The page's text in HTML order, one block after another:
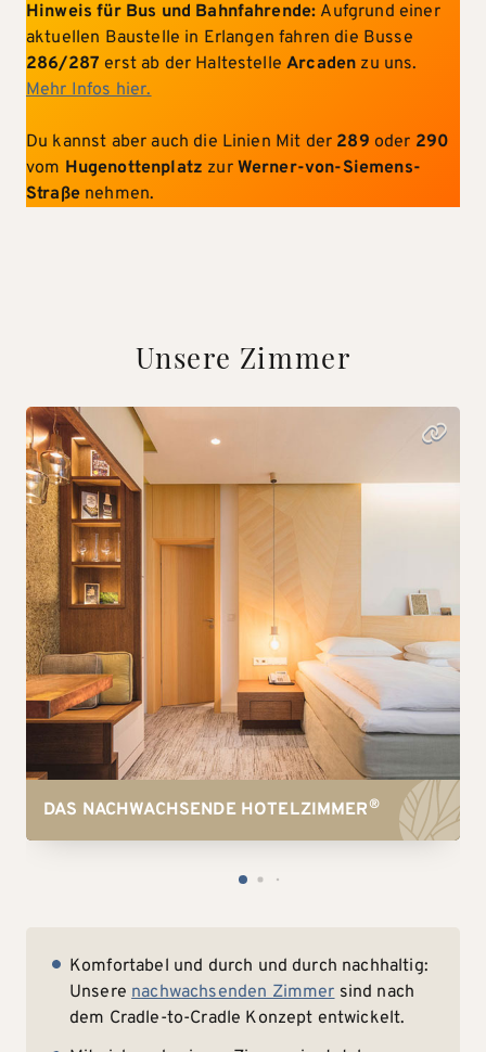
Hinweis für Bus und Bahnfahrende: Aufgrund einer
aktuellen Baustelle in Erlangen fahren die Busse
286/287 erst ab der HaltestelleArcaden zu uns.
Mehr Infos hier.
Du kannst aber auch die Linien Mit der 289 oder 290
vom Hugenottenplatz zur Werner-von-Siemens-
Straßenehmen.
Unsere Zimmer
DAS NACHWACHSENDE HOTELZIMMER®
Komfortabel und durch und durch nachhaltig:
Unserenachwachsenden Zimmersind nach
dem Cradle-to-Cradle Konzept entwickelt.